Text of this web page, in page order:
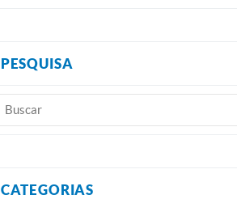
PESQUISA
CATEGORIAS